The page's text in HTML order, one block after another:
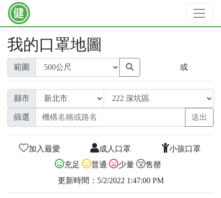
我的口罩地圖
範圍 或
縣市
篩選
加入最愛 成人口罩
小孩口罩
充足
普通 少量
售罄
更新時間：5/2/2022 1:47:00 PM